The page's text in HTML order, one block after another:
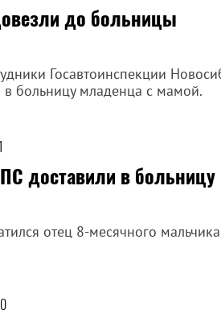
до больницы
Госавтоинспекции
в больницу младенца с мамой.
доставили в больницу
отец 8-месячного